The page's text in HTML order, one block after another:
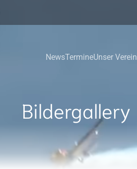
NewsTermineUnser Verein
Bildergallery